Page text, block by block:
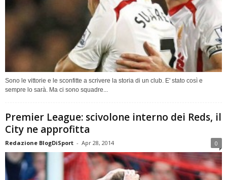
Sono le vittorie e le sconfitte a scrivere la storia di un club. E' stato così e
sempre lo sarà. Ma ci sono squadre...
Premier League: scivolone interno dei Reds, il
City ne approfitta
Redazione BlogDiSport - Apr 28, 2014 0